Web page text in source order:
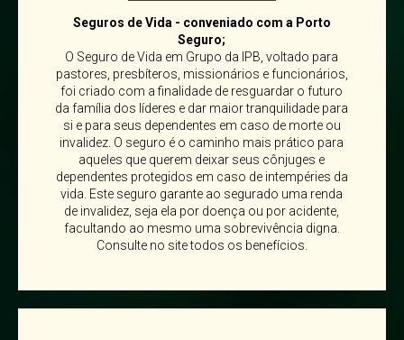
Seguros de Vida - conveniado com a Porto
Seguro;
O Seguro de Vida em Grupo da IPB, voltado para
pastores, presbíteros, missionários e funcionários,
foi criado com a finalidade de resguardar o futuro
da família dos líderes e dar maior tranquilidade para
si e para seus dependentes em caso de morte ou
invalidez. O seguro é o caminho mais prático para
aqueles que querem deixar seus cônjuges e
dependentes protegidos em caso de intempéries da
vida. Este seguro garante ao segurado uma renda
de invalidez, seja ela por doença ou por acidente,
facultando ao mesmo uma sobrevivência digna.
Consulte no site todos os benefícios.